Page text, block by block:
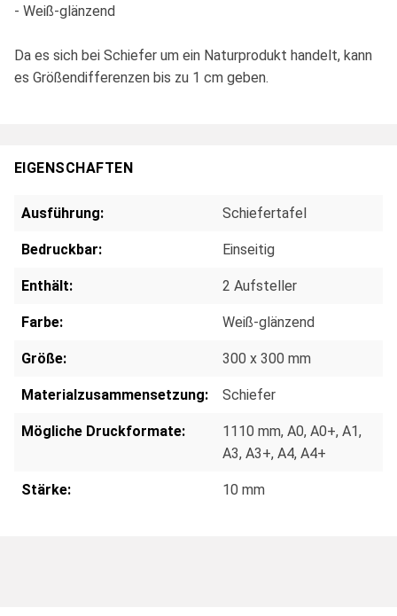
- Weiß-glänzend
Da es sich bei Schiefer um ein Naturprodukt handelt, kann
es Größendifferenzen bis zu 1 cm geben.
EIGENSCHAFTEN
Ausführung: Schiefertafel
Bedruckbar: Einseitig
Enthält: 2 Aufsteller
Farbe: Weiß-glänzend
Größe: 300 x 300 mm
Materialzusammensetzung: Schiefer
Mögliche Druckformate: 1110 mm, A0, A0+, A1,
A3, A3+, A4, A4+
Stärke: 10 mm